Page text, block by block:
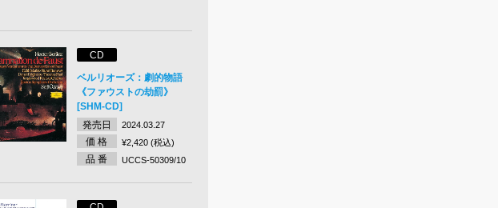
CD
ベルリオーズ：劇的物語
《ファウストの劫罰》
[SHM-CD]
発売日
2024.03.27
価 格 ¥2,420 (税込)
品 番 UCCS-50309/10